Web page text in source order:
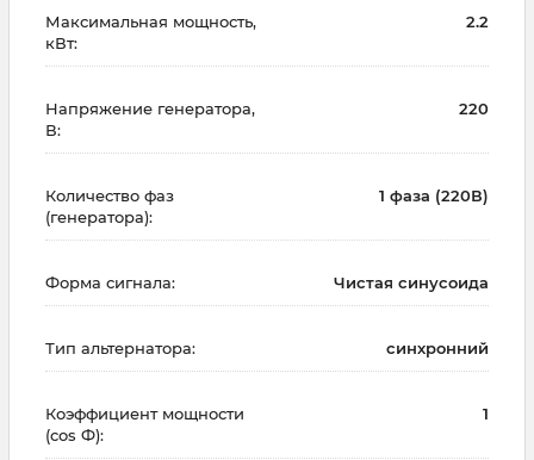
Максимальная мощность,
кВт:
2.2
Напряжение генератора,
В:
220
Количество фаз
(генератора):
1 фаза (220В)
Форма сигнала: Чистая синусоида
Тип альтернатора: синхронний
Коэффициент мощности
(cos Ф):
1